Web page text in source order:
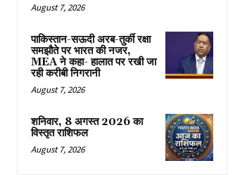
August 7, 2026
पाकिस्तान-सऊदी अरब-तुर्की रक्षा
समझौते पर भारत की नजर,
MEA ने कहा- हालात पर रखी जा
रही करीबी निगरानी
August 7, 2026
शनिवार, 8 अगस्त 2026 का
विस्तृत राशिफल
August 7, 2026